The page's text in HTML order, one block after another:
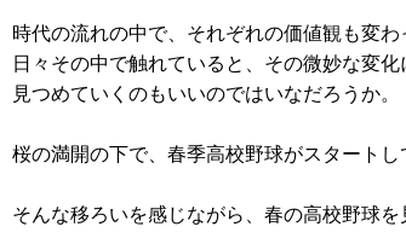
時代の流れの中で、それぞれの価値観も変
日々その中で触れていると、その微妙な変
見つめていくのもいいのではいなだろうか。
桜の満開の下で、春季高校野球がスタート
そんな移ろいを感じながら、春の高校野球